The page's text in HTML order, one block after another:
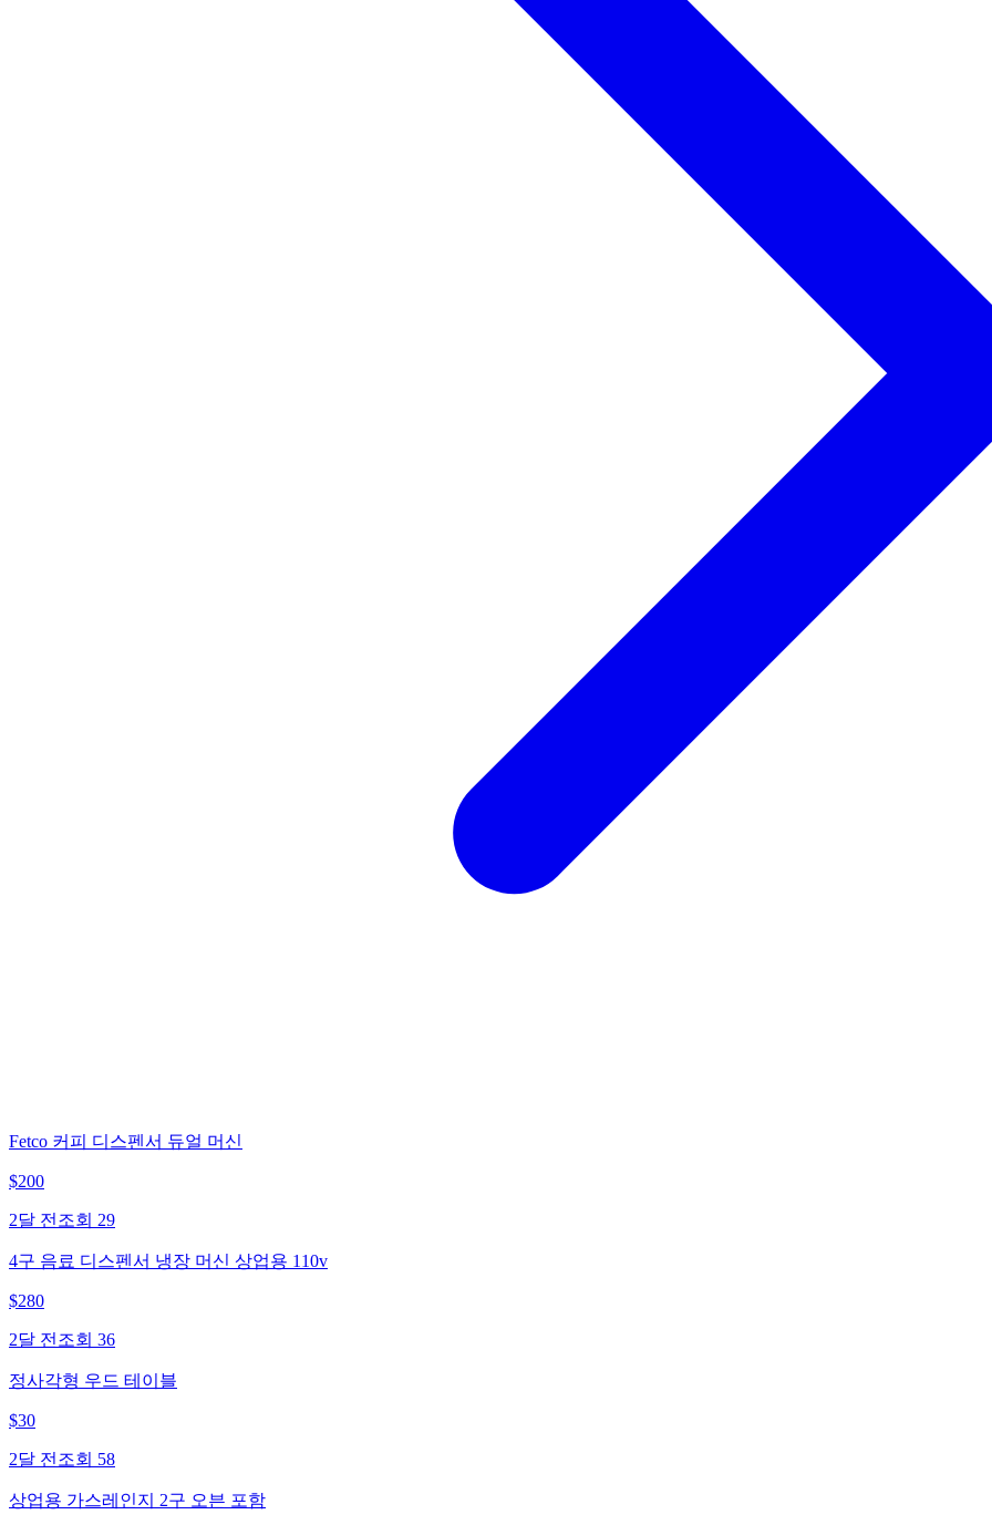
Fetco 커피 디스펜서 듀얼 머신
$200
2달 전 조회 29
4구 음료 디스펜서 냉장 머신 상업용 110v
$280
2달 전 조회 36
정사각형 우드 테이블
$30
2달 전 조회 58
상업용 가스레인지 2구 오븐 포함